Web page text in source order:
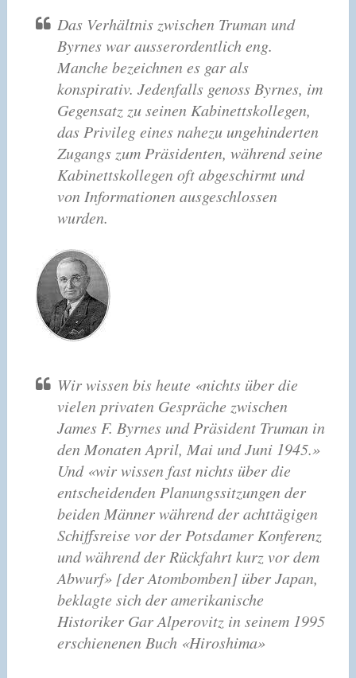
Das Verhältnis zwischen Truman und
Byrnes war ausserordentlich eng.
Manche bezeichnen es gar als
konspirativ. Jedenfalls genoss Byrnes, im
Gegensatz zu seinen Kabinettskollegen,
das Privileg eines nahezu ungehinderten
Zugangs zum Präsidenten, während seine
Kabinettskollegen oft abgeschirmt und
von Informationen ausgeschlossen
wurden.
Wir wissen bis heute «nichts über die
vielen privaten Gespräche zwischen
James F. Byrnes und Präsident Truman in
den Monaten April, Mai und Juni 1945.»
Und «wir wissen fast nichts über die
entscheidenden Planungssitzungen der
beiden Männer während der achttägigen
Schiffsreise vor der Potsdamer Konferenz
und während der Rückfahrt kurz vor dem
Abwurf» [der Atombomben] über Japan,
beklagte sich der amerikanische
Historiker Gar Alperovitz in seinem 1995
erschienenen Buch «Hiroshima»